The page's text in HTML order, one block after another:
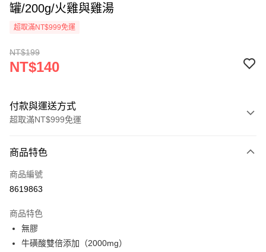
罐/200g/火雞與雞湯
超取滿NT$999免運
NT$199
NT$140
付款與運送方式
超取滿NT$999免運
信用卡一次付款
信用卡分期付款
合作金庫商業銀行
華南商業銀行
上海商業儲蓄銀行
超商取貨付款
LINE Pay
商品特色
商品編號
8619863
商品特色
無膠
牛磺酸雙倍添加（2000mg）